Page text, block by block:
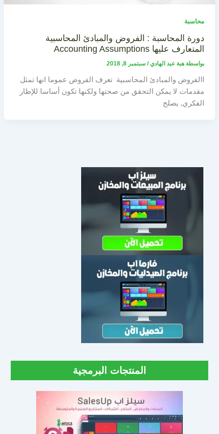
محاسبة
دورة المحاسبة : الفروض والمبادئ المحاسبية
المتعارف عليها Accounting Assumptions
بواسطة هبة عبد الهادي/ سبتمبر 8, 2018
االفروض والمبادئ المحاسبية تعرف الفروض عموما انها تمثل
مقدمات لا يمكن التحقق من صحتها ولكنها تكون أساسا للإطار
الفكري, يصلح
المنتجات البرمجية